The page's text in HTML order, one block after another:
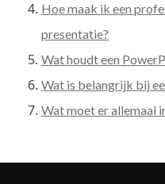
Hoe maak ik een
presentatie?
Wat houdt een
Wat is belangrijk bij
Wat moet er allemaal